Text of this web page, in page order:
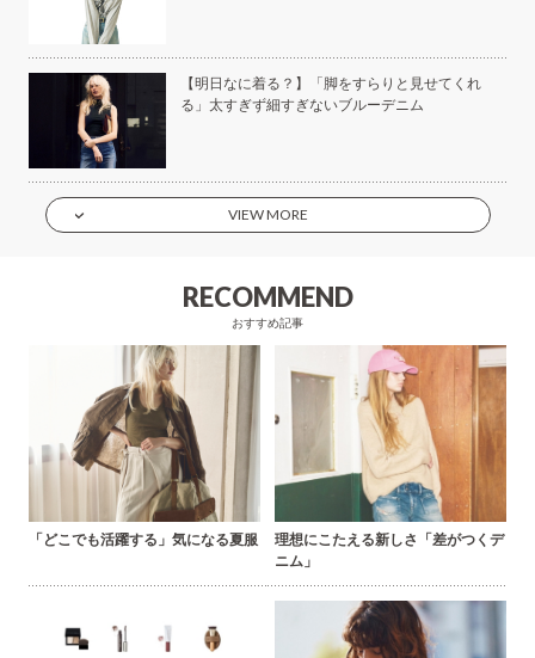
【明日なに着る？】「脚をすらりと見せてくれ
る」太すぎず細すぎないブルーデニム
VIEW MORE
RECOMMEND
おすすめ記事
「どこでも活躍する」気になる夏服
理想にこたえる新しさ「差がつくデ
ニム」